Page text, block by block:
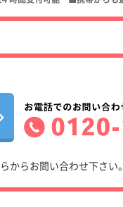
からお問い合わせ下さい。